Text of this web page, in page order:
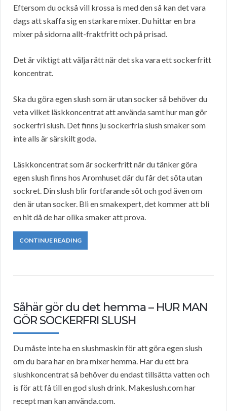
Eftersom du också vill krossa is med den så kan det vara
dags att skaffa sig en starkare mixer. Du hittar en bra
mixer på sidorna allt-fraktfritt och på prisad.
Det är viktigt att välja rätt när det ska vara ett sockerfritt
koncentrat.
Ska du göra egen slush som är utan socker så behöver du
veta vilket läskkoncentrat att använda samt hur man gör
sockerfri slush. Det finns ju sockerfria slush smaker som
inte alls är särskilt goda.
Läskkoncentrat som är sockerfritt när du tänker göra
egen slush finns hos Aromhuset där du får det söta utan
sockret. Din slush blir fortfarande söt och god även om
den är utan socker. Bli en smakexpert, det kommer att bli
en hit då de har olika smaker att prova.
CONTINUE READING
Såhär gör du det hemma – HUR MAN
GÖR SOCKERFRI SLUSH
Du måste inte ha en slushmaskin för att göra egen slush
om du bara har en bra mixer hemma. Har du ett bra
slushkoncentrat så behöver du endast tillsätta vatten och
is för att få till en god slush drink. Makeslush.com har
recept man kan använda.com.